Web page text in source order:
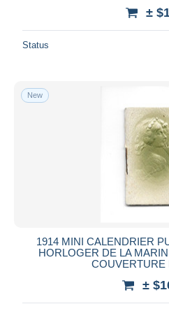
±
Status
New
1914 MINI CALENDRIER
HORLOGER DE LA
COUVERTURE
±